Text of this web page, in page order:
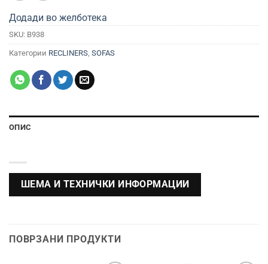
Додади во желботека
SKU: B938
Категории RECLINERS, SOFAS
ОПИС
ШЕМА И ТЕХНИЧКИ ИНФОРМАЦИИ
ПОВРЗАНИ ПРОДУКТИ